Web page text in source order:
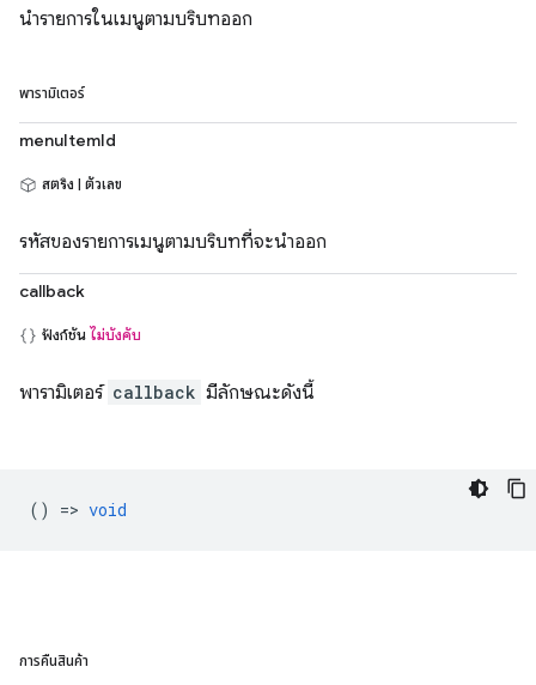
นำรายการในเมนูตามบริบทออก
พารามิเตอร์
menuItemId
สตริง | ตัวเลข
รหัสของรายการเมนูตามบริบทที่จะนำออก
callback
ฟังก์ชัน ไม่บังคับ
พารามิเตอร์ callback มีลักษณะดังนี้
() => void
การคืนสินค้า